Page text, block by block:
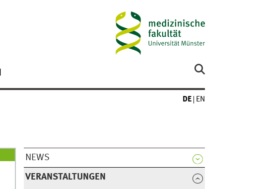
DE EN
NEWS
VERANSTALTUNGEN